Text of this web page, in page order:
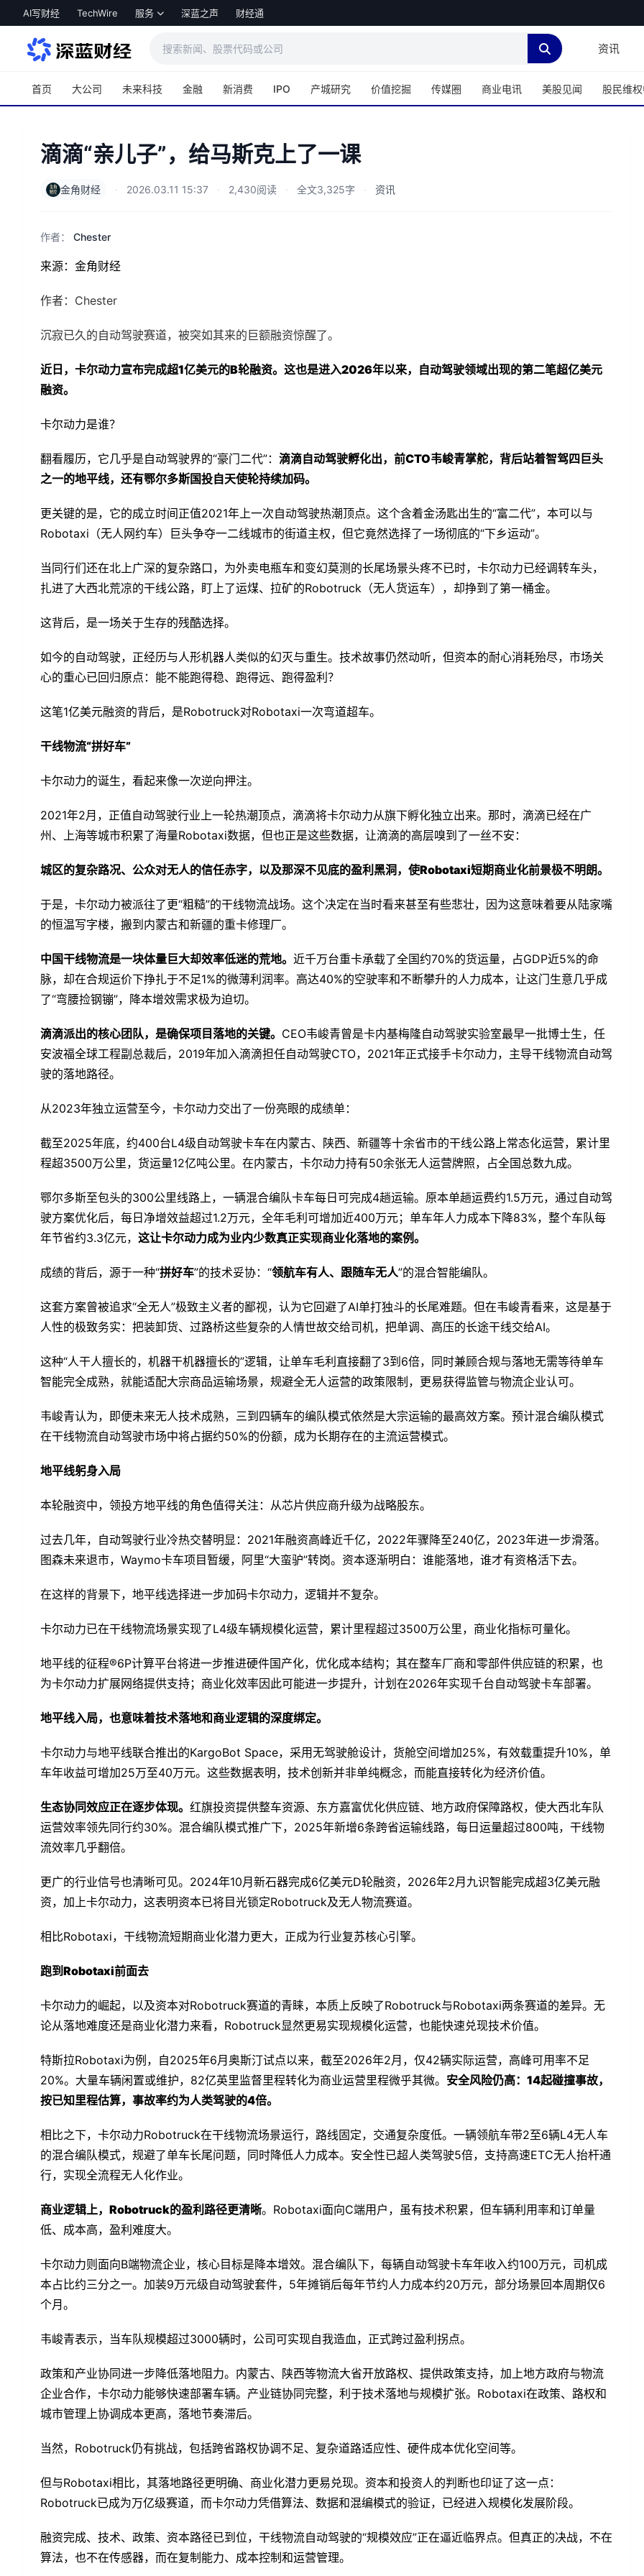
跳转到主内容
AI写财经 TechWire 服务 深蓝之声 财经通
资讯
首页 大公司 未来科技 金融 新消费 IPO 产城研究 价值挖掘 传媒圈 商业电讯 美股见闻 股民维
滴滴“亲儿子”，给马斯克上了一课
金角财经 · 2026.03.11 15:37 · 2,430阅读 · 全文3,325字 · 资讯
作者： Chester
来源：金角财经
作者：Chester
沉寂已久的自动驾驶赛道，被突如其来的巨额融资惊醒了。
近日，卡尔动力宣布完成超1亿美元的B轮融资。这也是进入2026年以来，自动驾驶领域出现的第二笔超亿美元
融资。
卡尔动力是谁？
翻看履历，它几乎是自动驾驶界的“豪门二代”： 滴滴自动驾驶孵化出，前CTO韦峻青掌舵，背后站着智驾四巨头
之一的地平线，还有鄂尔多斯国投自天使轮持续加码。
更关键的是，它的成立时间正值2021年上一次自动驾驶热潮顶点。这个含着金汤匙出生的“富二代”，本可以与
Robotaxi（无人网约车）巨头争夺一二线城市的街道主权，但它竟然选择了一场彻底的“下乡运动”。
当同行们还在北上广深的复杂路口，为外卖电瓶车和变幻莫测的长尾场景头疼不已时，卡尔动力已经调转车头，
扎进了大西北荒凉的干线公路，盯上了运煤、拉矿的Robotruck（无人货运车），却挣到了第一桶金。
这背后，是一场关于生存的残酷选择。
如今的自动驾驶，正经历与人形机器人类似的幻灭与重生。技术故事仍然动听，但资本的耐心消耗殆尽，市场关
心的重心已回归原点：能不能跑得稳、跑得远、跑得盈利？
这笔1亿美元融资的背后，是Robotruck对Robotaxi一次弯道超车。
干线物流“拼好车”
卡尔动力的诞生，看起来像一次逆向押注。
2021年2月，正值自动驾驶行业上一轮热潮顶点，滴滴将卡尔动力从旗下孵化独立出来。那时，滴滴已经在广
州、上海等城市积累了海量Robotaxi数据，但也正是这些数据，让滴滴的高层嗅到了一丝不安：
城区的复杂路况、公众对无人的信任赤字，以及那深不见底的盈利黑洞，使Robotaxi短期商业化前景极不明朗。
于是，卡尔动力被派往了更“粗糙”的干线物流战场。这个决定在当时看来甚至有些悲壮，因为这意味着要从陆家嘴
的恒温写字楼，搬到内蒙古和新疆的重卡修理厂。
中国干线物流是一块体量巨大却效率低迷的荒地。 近千万台重卡承载了全国约70%的货运量，占GDP近5%的命
脉，却在合规运价下挣扎于不足1%的微薄利润率。高达40%的空驶率和不断攀升的人力成本，让这门生意几乎成
了“弯腰捡钢镚”，降本增效需求极为迫切。
滴滴派出的核心团队，是确保项目落地的关键。 CEO韦峻青曾是卡内基梅隆自动驾驶实验室最早一批博士生，任
安波福全球工程副总裁后，2019年加入滴滴担任自动驾驶CTO，2021年正式接手卡尔动力，主导干线物流自动驾
驶的落地路径。
从2023年独立运营至今，卡尔动力交出了一份亮眼的成绩单：
截至2025年底，约400台L4级自动驾驶卡车在内蒙古、陕西、新疆等十余省市的干线公路上常态化运营，累计里
程超3500万公里，货运量12亿吨公里。在内蒙古，卡尔动力持有50余张无人运营牌照，占全国总数九成。
鄂尔多斯至包头的300公里线路上，一辆混合编队卡车每日可完成4趟运输。原本单趟运费约1.5万元，通过自动驾
驶方案优化后，每日净增效益超过1.2万元，全年毛利可增加近400万元；单车年人力成本下降83%，整个车队每
年节省约3.3亿元， 这让卡尔动力成为业内少数真正实现商业化落地的案例。
成绩的背后，源于一种“拼好车”的技术妥协：“领航车有人、跟随车无人”的混合智能编队。
这套方案曾被追求“全无人”极致主义者的鄙视，认为它回避了AI单打独斗的长尾难题。但在韦峻青看来，这是基于
人性的极致务实：把装卸货、过路桥这些复杂的人情世故交给司机，把单调、高压的长途干线交给AI。
这种“人干人擅长的，机器干机器擅长的”逻辑，让单车毛利直接翻了3到6倍，同时兼顾合规与落地无需等待单车
智能完全成熟，就能适配大宗商品运输场景，规避全无人运营的政策限制，更易获得监管与物流企业认可。
韦峻青认为，即便未来无人技术成熟，三到四辆车的编队模式依然是大宗运输的最高效方案。预计混合编队模式
在干线物流自动驾驶市场中将占据约50%的份额，成为长期存在的主流运营模式。
地平线躬身入局
本轮融资中，领投方地平线的角色值得关注：从芯片供应商升级为战略股东。
过去几年，自动驾驶行业冷热交替明显：2021年融资高峰近千亿，2022年骤降至240亿，2023年进一步滑落。
图森未来退市，Waymo卡车项目暂缓，阿里“大蛮驴”转岗。资本逐渐明白：谁能落地，谁才有资格活下去。
在这样的背景下，地平线选择进一步加码卡尔动力，逻辑并不复杂。
卡尔动力已在干线物流场景实现了L4级车辆规模化运营，累计里程超过3500万公里，商业化指标可量化。
地平线的征程®6P计算平台将进一步推进硬件国产化，优化成本结构；其在整车厂商和零部件供应链的积累，也
为卡尔动力扩展网络提供支持；商业化效率因此可能进一步提升，计划在2026年实现千台自动驾驶卡车部署。
地平线入局，也意味着技术落地和商业逻辑的深度绑定。
卡尔动力与地平线联合推出的KargoBot Space，采用无驾驶舱设计，货舱空间增加25%，有效载重提升10%，单
车年收益可增加25万至40万元。这些数据表明，技术创新并非单纯概念，而能直接转化为经济价值。
生态协同效应正在逐步体现。 红旗投资提供整车资源、东方嘉富优化供应链、地方政府保障路权，使大西北车队
运营效率领先同行约30%。混合编队模式推广下，2025年新增6条跨省运输线路，每日运量超过800吨，干线物
流效率几乎翻倍。
更广的行业信号也清晰可见。2024年10月新石器完成6亿美元D轮融资，2026年2月九识智能完成超3亿美元融
资，加上卡尔动力，这表明资本已将目光锁定Robotruck及无人物流赛道。
相比Robotaxi，干线物流短期商业化潜力更大，正成为行业复苏核心引擎。
跑到Robotaxi前面去
卡尔动力的崛起，以及资本对Robotruck赛道的青睐，本质上反映了Robotruck与Robotaxi两条赛道的差异。无
论从落地难度还是商业化潜力来看，Robotruck显然更易实现规模化运营，也能快速兑现技术价值。
特斯拉Robotaxi为例，自2025年6月奥斯汀试点以来，截至2026年2月，仅42辆实际运营，高峰可用率不足
20%。大量车辆闲置或维护，82亿英里监督里程转化为商业运营里程微乎其微。 安全风险仍高：14起碰撞事故，
按已知里程估算，事故率约为人类驾驶的4倍。
相比之下，卡尔动力Robotruck在干线物流场景运行，路线固定，交通复杂度低。一辆领航车带2至6辆L4无人车
的混合编队模式，规避了单车长尾问题，同时降低人力成本。安全性已超人类驾驶5倍，支持高速ETC无人抬杆通
行，实现全流程无人化作业。
商业逻辑上，Robotruck的盈利路径更清晰。Robotaxi面向C端用户，虽有技术积累，但车辆利用率和订单量
低、成本高，盈利难度大。
卡尔动力则面向B端物流企业，核心目标是降本增效。混合编队下，每辆自动驾驶卡车年收入约100万元，司机成
本占比约三分之一。加装9万元级自动驾驶套件，5年摊销后每年节约人力成本约20万元，部分场景回本周期仅6
个月。
韦峻青表示，当车队规模超过3000辆时，公司可实现自我造血，正式跨过盈利拐点。
政策和产业协同进一步降低落地阻力。内蒙古、陕西等物流大省开放路权、提供政策支持，加上地方政府与物流
企业合作，卡尔动力能够快速部署车辆。产业链协同完整，利于技术落地与规模扩张。Robotaxi在政策、路权和
城市管理上协调成本更高，落地节奏滞后。
当然，Robotruck仍有挑战，包括跨省路权协调不足、复杂道路适应性、硬件成本优化空间等。
但与Robotaxi相比，其落地路径更明确、商业化潜力更易兑现。资本和投资人的判断也印证了这一点：
Robotruck已成为万亿级赛道，而卡尔动力凭借算法、数据和混编模式的验证，已经进入规模化发展阶段。
融资完成、技术、政策、资本路径已到位，干线物流自动驾驶的“规模效应”正在逼近临界点。但真正的决战，不在
算法，也不在传感器，而在复制能力、成本控制和运营管理。